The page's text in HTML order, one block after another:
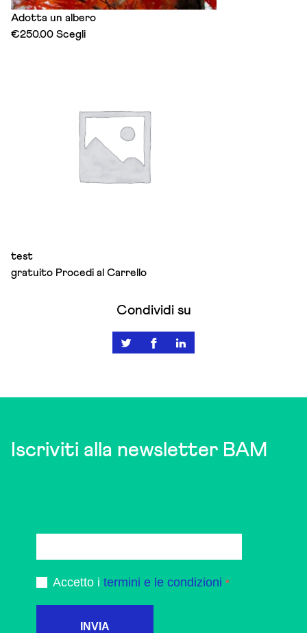
Adotta un albero
€250.00 ScegliThis
The
options
may
chosen
test
gratuito Procedi al Carrello
Condividi su
Iscriviti alla newsletter BAM
Accetto i termini e le condizioni
INVIA